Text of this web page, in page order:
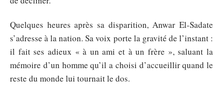
Quelques heures après sa disparition, Anwar El-Sadate
s’adresse à la nation. Sa voix porte la gravité de l’instant :
il fait ses adieux « à un ami et à un frère », saluant la
mémoire d’un homme qu’il a choisi d’accueillir quand le
reste du monde lui tournait le dos.